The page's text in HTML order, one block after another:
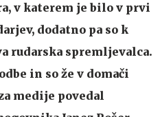
v katerem je bilo v prvi
dodatno pa so k
rudarska spremljevalca.
in so že v domači
medije povedal